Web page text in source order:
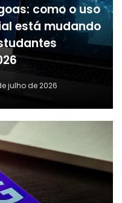
como o uso
está mudando
julho de 2026